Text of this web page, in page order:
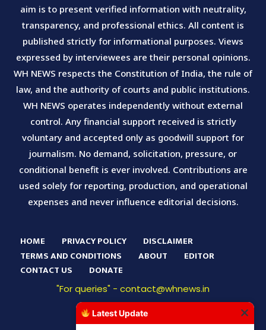
aim is to present verified information with neutrality,
transparency, and professional ethics. All content is
published strictly for informational purposes. Views
expressed by interviewees are their personal opinions.
WH NEWS respects the Constitution of India, the rule of
law, and the authority of courts and public institutions.
WH NEWS operates independently without external
control. Any financial support received is strictly
voluntary and accepted only as goodwill support for
journalism. No demand, solicitation, pressure, or
conditional benefit is ever involved. Contributions are
used solely for reporting, production, and operational
expenses and never influence editorial decisions.
HOME PRIVACY POLICY
DISCLAIMER
TERMS AND CONDITIONS
ABOUT
EDITOR
CONTACT US
DONATE
"For queries" - contact@whnews.in
Latest Update